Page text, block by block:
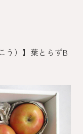
う）】葉とらずB